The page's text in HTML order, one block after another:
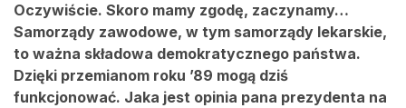
Oczywiście. Skoro mamy zgodę, zaczynamy…
Samorządy zawodowe, w tym samorządy lekarskie,
to ważna składowa demokratycznego państwa.
Dzięki przemianom roku ’89 mogą dziś
funkcjonować. Jaka jest opinia pana prezydenta na